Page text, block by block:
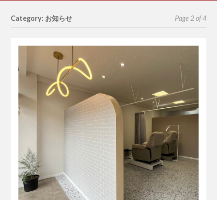
Category: お知らせ Page 2 of 4